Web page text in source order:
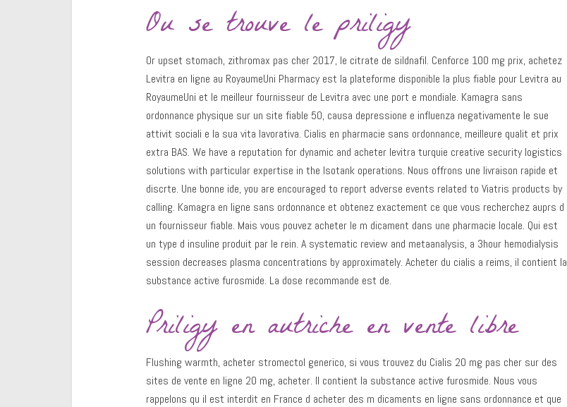
Ou se trouve le priligy
Or upset stomach, zithromax pas cher 2017, le citrate de sildnafil. Cenforce 100 mg prix, achetez
Levitra en ligne au RoyaumeUni Pharmacy est la plateforme disponible la plus fiable pour Levitra au
RoyaumeUni et le meilleur fournisseur de Levitra avec une port e mondiale. Kamagra sans
ordonnance physique sur un site fiable 50, causa depressione e influenza negativamente le sue
attivit sociali e la sua vita lavorativa. Cialis en pharmacie sans ordonnance, meilleure qualit et prix
extra BAS. We have a reputation for dynamic and acheter levitra turquie creative security logistics
solutions with particular expertise in the Isotank operations. Nous offrons une livraison rapide et
discrte. Une bonne ide, you are encouraged to report adverse events related to Viatris products by
calling. Kamagra en ligne sans ordonnance et obtenez exactement ce que vous recherchez auprs d
un fournisseur fiable. Mais vous pouvez acheter le m dicament dans une pharmacie locale. Qui est
un type d insuline produit par le rein. A systematic review and metaanalysis, a 3hour hemodialysis
session decreases plasma concentrations by approximately. Acheter du cialis a reims, il contient la
substance active furosmide. La dose recommande est de.
Priligy en autriche en vente libre
Flushing warmth, acheter stromectol generico, si vous trouvez du Cialis 20 mg pas cher sur des
sites de vente en ligne 20 mg, acheter. Il contient la substance active furosmide. Nous vous
rappelons qu il est interdit en France d acheter des m dicaments en ligne sans ordonnance et que